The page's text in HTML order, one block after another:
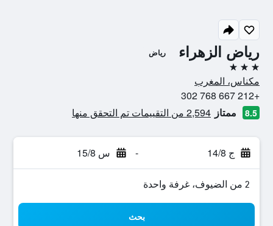
رياض الزهراء رياض
3 نجوم
مكناس، المغرب
+212 667 768 302
8.5 ممتاز 2,594 من التقييمات تم التحقق منها
ج 14/8 - س 15/8
2 من الضيوف، غرفة واحدة
بحث